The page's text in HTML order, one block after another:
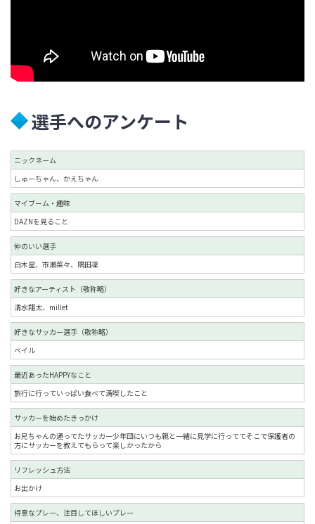
選手へのアンケート
ニックネーム
しゅーちゃん、かえちゃん
マイブーム・趣味
DAZNを見ること
仲のいい選手
白木星、市瀬菜々、隅田凜
好きなアーティスト（敬称略）
清水翔太、millet
好きなサッカー選手（敬称略）
ベイル
最近あったHAPPYなこと
旅行に行っていっぱい食べて満喫したこと
サッカーを始めたきっかけ
お兄ちゃんの通ってたサッカー少年団にいつも親と一緒に見学に行っててそこで保護者の
方にサッカーを教えてもらって楽しかったから
リフレッシュ方法
お出かけ
得意なプレー、注目してほしいプレー